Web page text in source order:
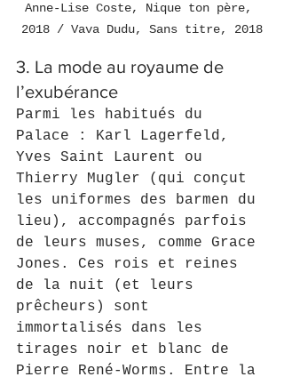
Anne-Lise Coste, Nique ton père,
2018 / Vava Dudu, Sans titre, 2018
3. La mode au royaume de
l’exubérance
Parmi les habitués du
Palace : Karl Lagerfeld,
Yves Saint Laurent ou
Thierry Mugler (qui conçut
les uniformes des barmen du
lieu), accompagnés parfois
de leurs muses, comme Grace
Jones. Ces rois et reines
de la nuit (et leurs
prêcheurs) sont
immortalisés dans les
tirages noir et blanc de
Pierre René-Worms. Entre la